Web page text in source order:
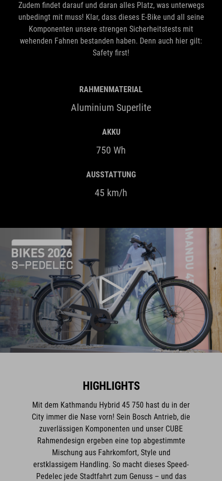
Zudem findet darauf und daran alles Platz, was unterwegs
unbedingt mit muss! Klar, dass dieses E-Bike und all seine
Komponenten unsere strengen Sicherheitstests mit
wehenden Fahnen bestanden haben. Denn auch hier gilt:
Safety first!
RAHMENMATERIAL
Aluminium Superlite
AKKU
750 Wh
AUSSTATTUNG
45 km/h
HIGHLIGHTS
Mit dem Kathmandu Hybrid 45 750 hast du in der
City immer die Nase vorn! Sein Bosch Antrieb, die
zuverlässigen Komponenten und unser CUBE
Rahmendesign ergeben eine top abgestimmte
Mischung aus Fahrkomfort, Style und
erstklassigem Handling. So macht dieses Speed-
Pedelec jede Stadtfahrt zum Genuss – und das